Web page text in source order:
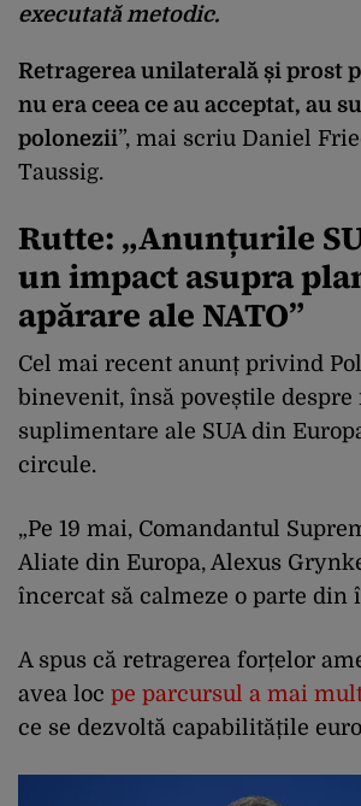
executată metodic.
Retragerea unilaterală și prost
nu era ceea ce au acceptat, au
polonezii”, mai scriu Daniel
Taussig.
Rutte: „Anunțurile
un impact asupra
apărare ale NATO”
Cel mai recent anunț privind
binevenit, însă poveștile despre
suplimentare ale SUA din
circule.
„Pe 19 mai, Comandantul
Aliate din Europa, Alexus
încercat să calmeze o parte din
A spus că retragerea forțelor
avea loc pe parcursul a mai
ce se dezvoltă capabilitățile